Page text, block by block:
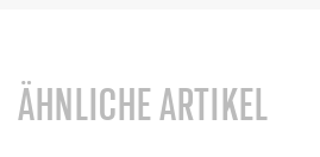
ÄHNLICHE ARTIKEL